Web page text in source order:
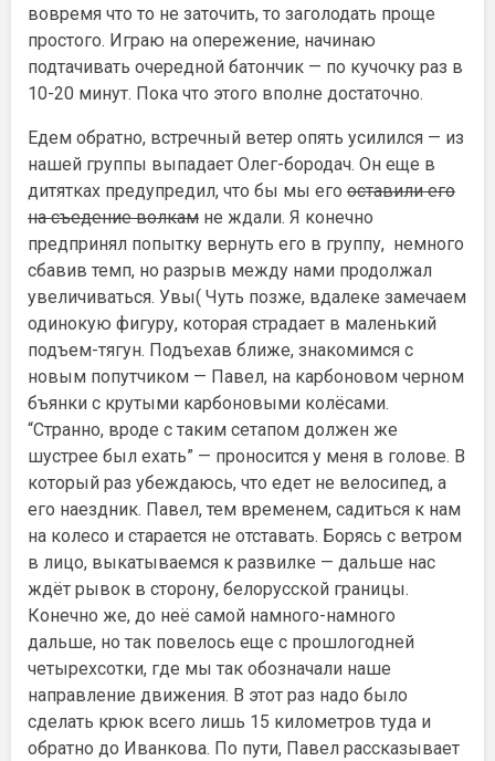
вовремя что то не заточить, то заголодать проще
простого. Играю на опережение, начинаю
подтачивать очередной батончик — по кучочку раз в
10-20 минут. Пока что этого вполне достаточно.
Едем обратно, встречный ветер опять усилился — из
нашей группы выпадает Олег-бородач. Он еще в
дитятках предупредил, что бы мы его оставили его
на съедение волкам не ждали. Я конечно
предпринял попытку вернуть его в группу, немного
сбавив темп, но разрыв между нами продолжал
увеличиваться. Увы( Чуть позже, вдалеке замечаем
одинокую фигуру, которая страдает в маленький
подъем-тягун. Подъехав ближе, знакомимся с
новым попутчиком — Павел, на карбоновом черном
бъянки с крутыми карбоновыми колёсами.
“Странно, вроде с таким сетапом должен же
шустрее был ехать” — проносится у меня в голове. В
который раз убеждаюсь, что едет не велосипед, а
его наездник. Павел, тем временем, садиться к нам
на колесо и старается не отставать. Борясь с ветром
в лицо, выкатываемся к развилке — дальше нас
ждёт рывок в сторону, белорусской границы.
Конечно же, до неё самой намного-намного
дальше, но так повелось еще с прошлогодней
четырехсотки, где мы так обозначали наше
направление движения. В этот раз надо было
сделать крюк всего лишь 15 километров туда и
обратно до Иванкова. По пути, Павел рассказывает